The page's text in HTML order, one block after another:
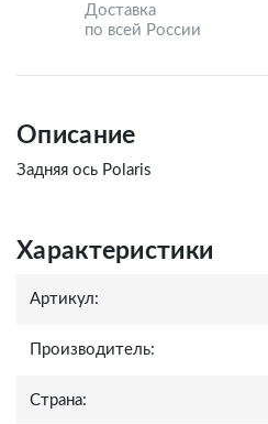
Доставка
по всей России
Описание
Задняя ось Polaris
Характеристики
Артикул:
Производитель:
Страна: